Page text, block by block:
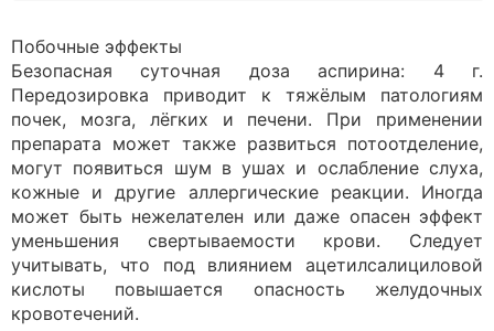
Побочные эффекты
Безопасная суточная доза аспирина: 4 г.
Передозировка приводит к тяжёлым патологиям
почек, мозга, лёгких и печени. При применении
препарата может также развиться потоотделение,
могут появиться шум в ушах и ослабление слуха,
кожные и другие аллергические реакции. Иногда
может быть нежелателен или даже опасен эффект
уменьшения свертываемости крови. Следует
учитывать, что под влиянием ацетилсалициловой
кислоты повышается опасность желудочных
кровотечений.